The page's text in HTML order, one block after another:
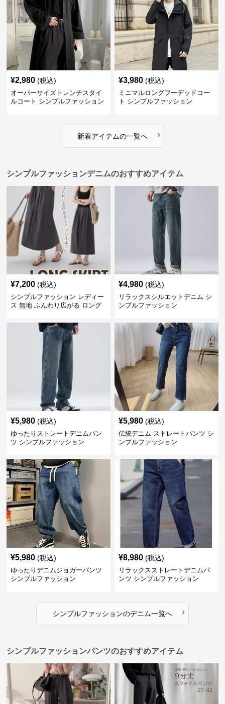
¥2,980 (税込)
オーバーサイズトレンチスタイ
ルコート シンプルファッション
¥3,980 (税込)
ミニマルロングフーデッドコー
ト シンプルファッション
新着アイテムの一覧へ ›
シンプルファッションデニムのおすすめアイテム
¥7,200 (税込)
シンプルファッション レディー
ス 無地 ふんわり広がる ロング
¥4,980 (税込)
リラックスシルエットデニム シ
ンプルファッション
¥5,980 (税込)
ゆったりストレートデニムパン
ツ シンプルファッション
¥5,980 (税込)
伝統デニム ストレートパンツ シ
ンプルファッション
¥5,980 (税込)
ゆったりデニムジョガーパンツ
シンプルファッション
¥8,980 (税込)
リラックスストレートデニムパ
ンツ シンプルファッション
シンプルファッションのデニム一覧へ ›
シンプルファッションパンツのおすすめアイテム